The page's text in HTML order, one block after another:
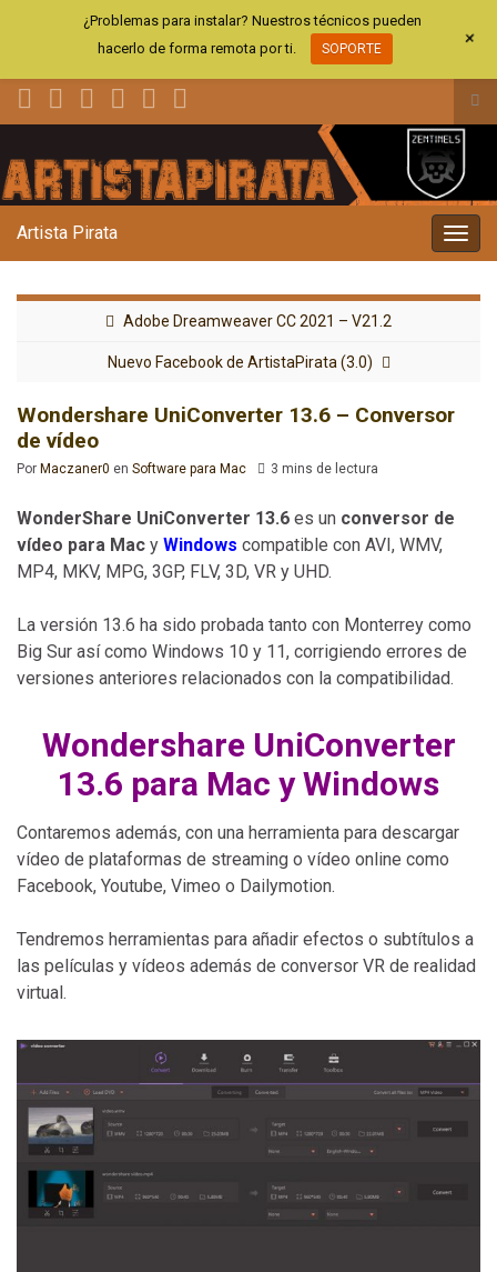
el
la
Artista Pirata
Adobe Dreamweaver CC 2021 – V21.2
Nuevo Facebook de ArtistaPirata (3.0)
Wondershare UniConverter 13.6 – Conversor
de vídeo
Por Maczaner0 en Software para Mac 3 mins de lectura
WonderShare UniConverter 13.6 es un conversor de
vídeo para Mac y Windows compatible con AVI, WMV,
MP4, MKV, MPG, 3GP, FLV, 3D, VR y UHD.
La versión 13.6 ha sido probada tanto con Monterrey como
Big Sur así como Windows 10 y 11, corrigiendo errores de
versiones anteriores relacionados con la compatibilidad.
Wondershare UniConverter
13.6 para Mac y Windows
Contaremos además, con una herramienta para descargar
vídeo de plataformas de streaming o vídeo online como
Facebook, Youtube, Vimeo o Dailymotion.
Tendremos herramientas para añadir efectos o subtítulos a
las películas y vídeos además de conversor VR de realidad
virtual.
¿Problemas para instalar? Nuestros técnicos pueden
hacerlo de forma remota por ti.
SOPORTE +